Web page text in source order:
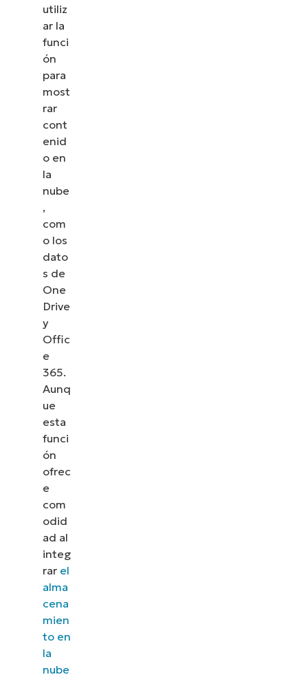
utiliz
ar la
funci
ón
para
most
rar
cont
enid
o en
la
nube
,
com
o los
dato
s de
One
Drive
y
Offic
e
365.
Aunq
ue
esta
funci
ón
ofrec
e
com
odid
ad al
integ
rar el
alma
cena
mien
to en
la
nube